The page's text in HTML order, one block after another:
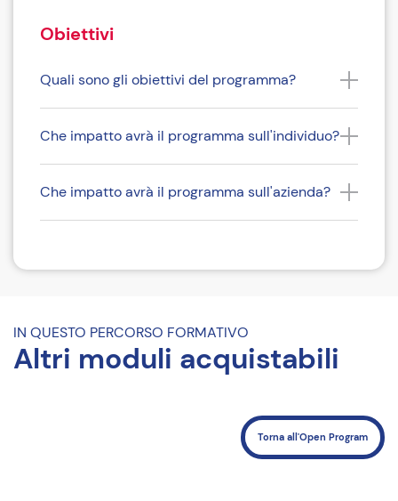
Obiettivi
Quali sono gli obiettivi del programma?
Che impatto avrà il programma sull'individuo?
Che impatto avrà il programma sull'azienda?
Sconti e agevolazioni:
IN QUESTO PERCORSO FORMATIVO
Altri moduli acquistabili
Torna all'Open Program